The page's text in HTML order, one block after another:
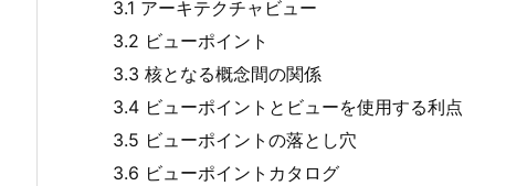
3.1 アーキテクチャビュー
3.2 ビューポイント
3.3 核となる概念間の関係
3.4 ビューポイントとビューを使用する利点
3.5 ビューポイントの落とし穴
3.6 ビューポイントカタログ